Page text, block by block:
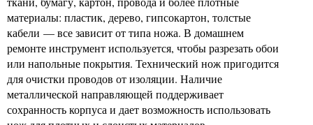
материалы: пластик, дерево, гипсокартон, толстые
кабели — все зависит от типа ножа. В домашнем
ремонте инструмент используется, чтобы разрезать обои
или напольные покрытия. Технический нож пригодится
для очистки проводов от изоляции. Наличие
металлической направляющей поддерживает
сохранность корпуса и дает возможность использовать